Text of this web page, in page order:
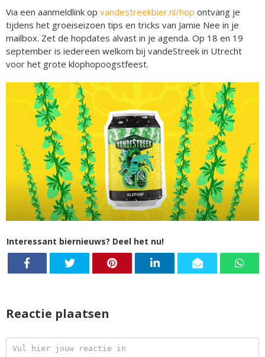
Via een aanmeldlink op vandestreekbier.nl/hop ontvang je
tijdens het groeiseizoen tips en tricks van Jamie Nee in je
mailbox. Zet de hopdates alvast in je agenda. Op 18 en 19
september is iedereen welkom bij vandeStreek in Utrecht
voor het grote klophopoogstfeest.
Interessant biernieuws? Deel het nu!
Reactie plaatsen